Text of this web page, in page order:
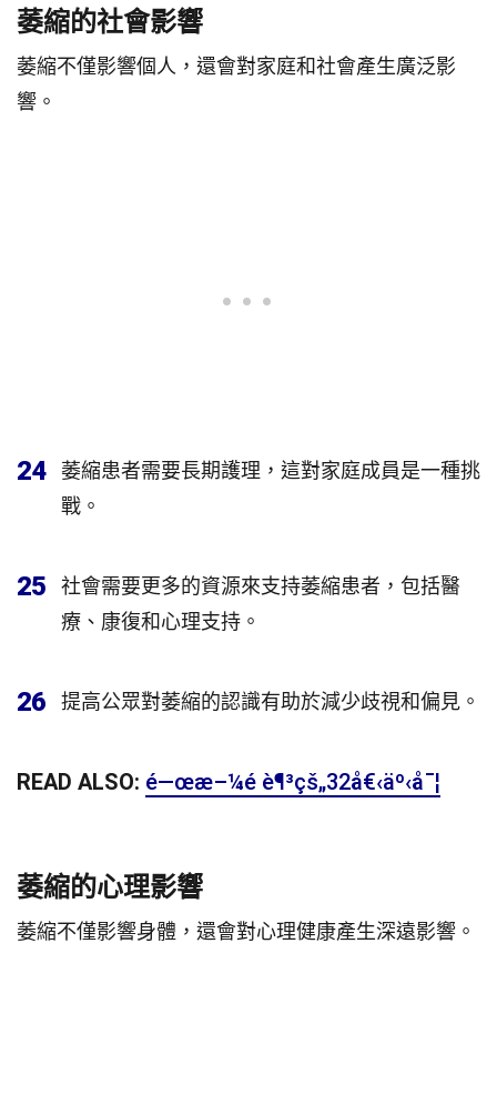
萎縮的社會影響
萎縮不僅影響個人，還會對家庭和社會產生廣泛影
響。
24
萎縮患者需要長期護理，這對家庭成員是一種挑
戰。
25
社會需要更多的資源來支持萎縮患者，包括醫
療、康復和心理支持。
26 提高公眾對萎縮的認識有助於減少歧視和偏見。
READ ALSO: é—œæ–¼é è¶³çš„32å€‹äº‹å¯¦
萎縮的心理影響
萎縮不僅影響身體，還會對心理健康產生深遠影響。